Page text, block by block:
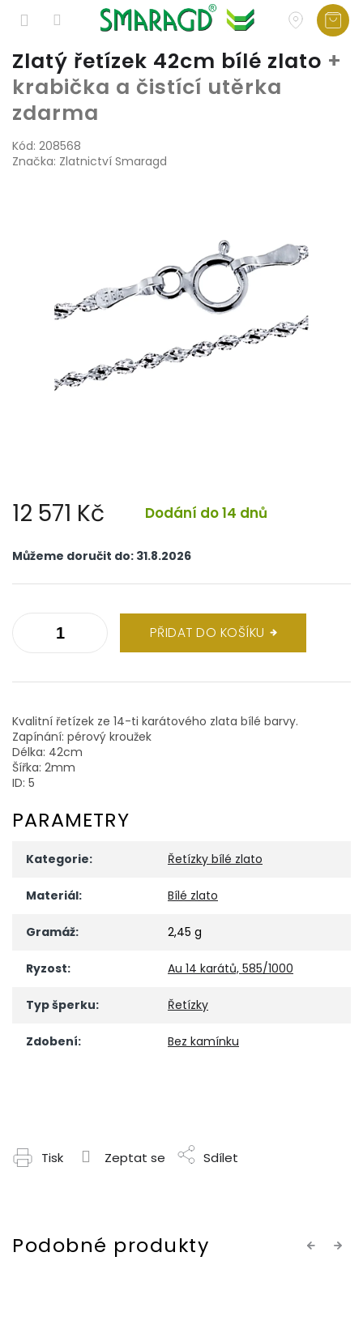
Přejít
na
obsah
Zlatý řetízek 42cm bílé zlato +
krabička a čistící utěrka
zdarma
Kód: 208568
Značka: Zlatnictví Smaragd
12 571 Kč Dodání do 14 dnů
cena:
Můžeme doručit do: 31.8.2026
PŘIDAT DO KOŠÍKU
Kvalitní řetízek ze 14-ti karátového zlata bílé barvy.
Zapínání: pérový kroužek
Délka: 42cm
Šířka: 2mm
ID: 5
PARAMETRY
Kategorie: Řetízky bílé zlato
Materiál: Bílé zlato
Gramáž: 2,45 g
Ryzost: Au 14 karátů, 585/1000
Typ šperku: Řetízky
Zdobení: Bez kamínku
Tisk Zeptat se Sdílet
Previous
Next